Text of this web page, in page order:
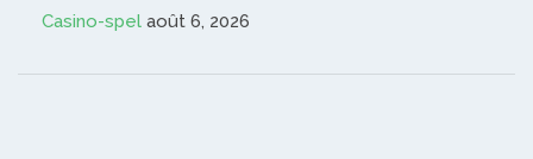
Casino-spel août 6, 2026